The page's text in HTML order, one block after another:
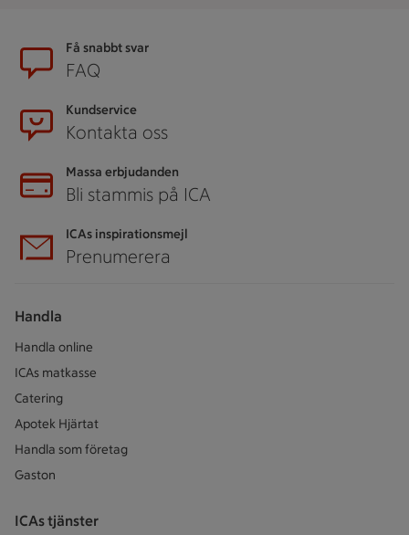
SidfotFå snabbt svar
FAQ
Kundservice
Kontakta oss
Massa erbjudanden
Bli stammis på ICA
ICAs inspirationsmejl
Prenumerera
Handla
Handla online
ICAs matkasse
Catering
Apotek Hjärtat
Handla som företag
Gaston
ICAs tjänster